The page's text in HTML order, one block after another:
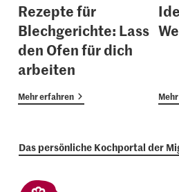
Rezepte für
Blechgerichte: Lass
den Ofen für dich
arbeiten
Mehr erfahren
Das persönliche Kochportal der